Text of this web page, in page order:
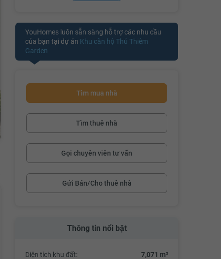
YouHomes luôn sẵn sàng hỗ trợ các nhu cầu
của bạn tại dự án Khu căn hộ Thủ Thiêm
Garden
Tìm mua nhà
Tìm thuê nhà
Gọi chuyên viên tư vấn
Gửi Bán/Cho thuê nhà
Thông tin nổi bật
Diện tích khu đất: 7,071 m²